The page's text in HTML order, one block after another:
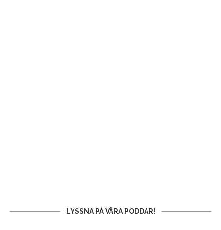
LYSSNA PÅ VÅRA PODDAR!